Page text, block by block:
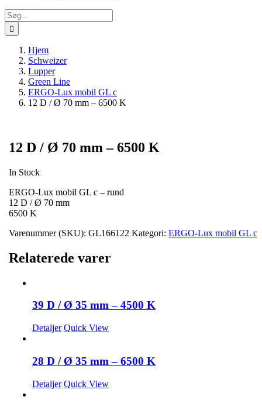
Søg
efter:
Hjem
Schweizer
Lupper
Green Line
ERGO-Lux mobil GL c
12 D / Ø 70 mm – 6500 K
12 D / Ø 70 mm – 6500 K
In Stock
ERGO-Lux mobil GL c – rund
12 D / Ø 70 mm
6500 K
Varenummer (SKU): GL166122 Kategori: ERGO-Lux mobil GL c
Relaterede varer
39 D / Ø 35 mm – 4500 K
Detaljer Quick View
28 D / Ø 35 mm – 6500 K
Detaljer Quick View